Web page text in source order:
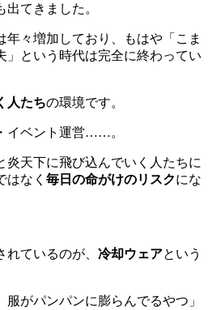
てきました。
年々増加しており、もはや「こま
」という時代は完全に終わってい
人たちの環境です。
イベント運営……。
炎天下に飛び込んでいく人たちに
はなく 毎日の命がけのリスクにな
れているのが、 冷却ウェアという
服がパンパンに膨らんでるやつ」